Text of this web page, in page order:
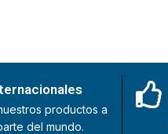
productos a
del mundo.